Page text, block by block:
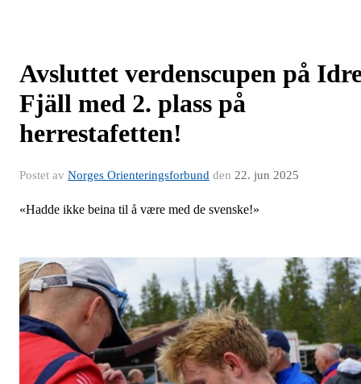
Avsluttet verdenscupen på
Fjäll med 2. plass på
herrestafetten!
Postet av Norges Orienteringsforbund den 22. jun 2025
«Hadde ikke beina til å være med de svenske!»